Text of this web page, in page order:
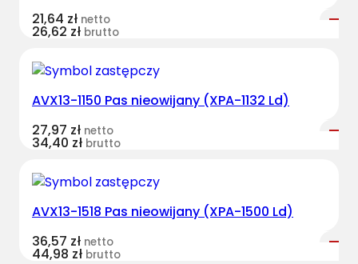
21,64 zł netto
26,62 zł brutto
AVX13-1150 Pas nieowijany (XPA-1132 Ld)
27,97 zł netto
34,40 zł brutto
AVX13-1518 Pas nieowijany (XPA-1500 Ld)
36,57 zł netto
44,98 zł brutto